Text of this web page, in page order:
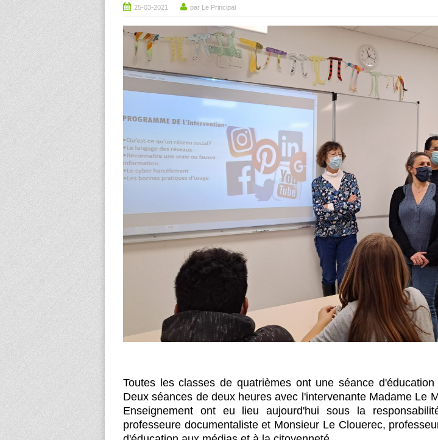
25-03-2021 par Le Principal
Toutes les classes de quatrièmes ont une séance
Deux séances de deux heures avec l'intervenante Madame Le
Enseignement ont eu lieu aujourd'hui sous la
professeure documentaliste et Monsieur Le Clouerec,